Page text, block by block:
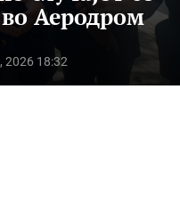
Аеродром
2026 18:32